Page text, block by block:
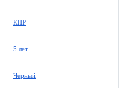
КНР
5 лет
Черный